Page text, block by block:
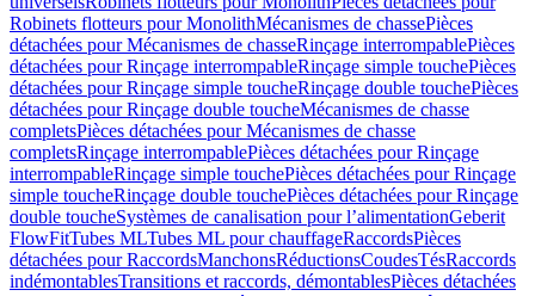
Robinets flotteurs pour MonolithMécanismes de chassePièces
détachées pour Mécanismes de chasseRinçage interrompablePièces
détachées pour Rinçage interrompableRinçage simple touchePièces
détachées pour Rinçage simple toucheRinçage double touchePièces
détachées pour Rinçage double toucheMécanismes de chasse
completsPièces détachées pour Mécanismes de chasse
completsRinçage interrompablePièces détachées pour Rinçage
interrompableRinçage simple touchePièces détachées pour Rinçage
simple toucheRinçage double touchePièces détachées pour Rinçage
double toucheSystèmes de canalisation pour l’alimentationGeberit
FlowFitTubes MLTubes ML pour chauffageRaccordsPièces
détachées pour RaccordsManchonsRéductionsCoudesTésRaccords
indémontablesTransitions et raccords, démontablesPièces détachées